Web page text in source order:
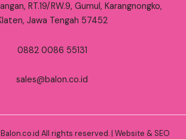
RT.19/RW.9, Gumul, Karangnongko,
Jawa Tengah 57452
0882 0086 55131
sales@balon.co.id
All rights reserved. | Website & SEO